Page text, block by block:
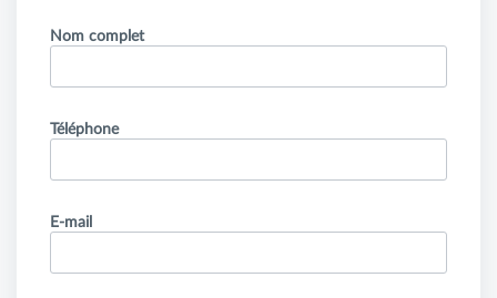
Nom complet
Téléphone
E-mail